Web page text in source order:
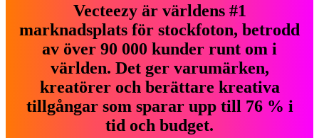
Vecteezy är världens #1
marknadsplats för stockfoton, betrodd
av över 90 000 kunder runt om i
världen. Det ger varumärken,
kreatörer och berättare kreativa
tillgångar som sparar upp till 76 % i
tid och budget.